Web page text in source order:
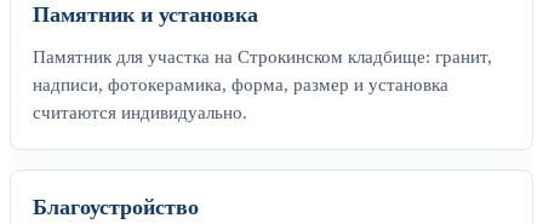
Памятник и установка
Памятник для участка на Строкинском кладбище: гранит,
надписи, фотокерамика, форма, размер и установка
считаются индивидуально.
Благоустройство